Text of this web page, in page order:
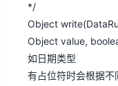
*/
Object
Object value,
如日期类型
有占位符时会根据